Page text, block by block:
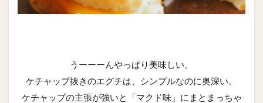
うーーーんやっぱり美味しい。
ケチャップ抜きのエグチは、シンプルなのに奥深い。
ケチャップの主張が強いと「マクド味」にまとまっちゃ